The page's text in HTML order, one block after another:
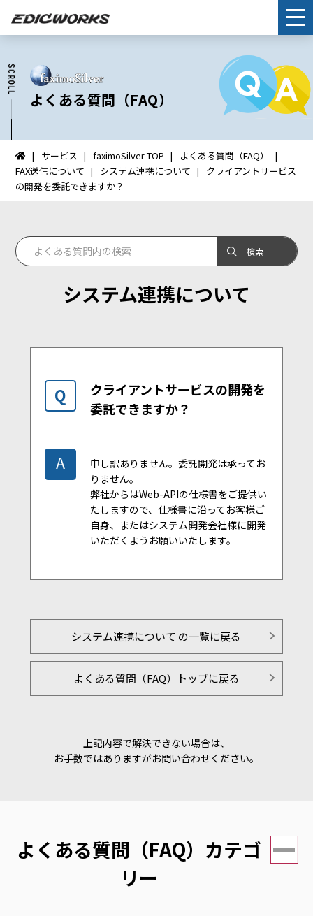
よくある質問（FAQ）
イ
ン
サービス faximoSilver TOP
よくある質問（FAQ）
FAX送信について
システム連携について
クライアントサービス
の開発を委託できますか？
システム連携について
Q
クライアントサービスの開発を
委託できますか？
A
申し訳ありません。委託開発は承ってお
りません。
弊社からはWeb-APIの仕様書をご提供い
たしますので、仕様書に沿ってお客様ご
自身、またはシステム開発会社様に開発
いただくようお願いいたします。
システム連携について の一覧に戻る
よくある質問（FAQ）トップに戻る
上記内容で解決できない場合は、
お手数ではありますがお問い合わせください。
よくある質問（FAQ）カテゴ
リー